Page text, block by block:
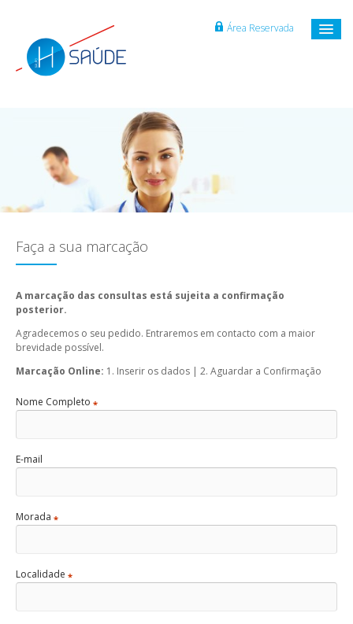
Área Reservada
Faça a sua marcação
A marcação das consultas está sujeita a confirmação
posterior.
Agradecemos o seu pedido. Entraremos em contacto com a maior
brevidade possível.
Marcação Online: 1. Inserir os dados | 2. Aguardar a Confirmação
Nome Completo *
E-mail
Morada *
Localidade *